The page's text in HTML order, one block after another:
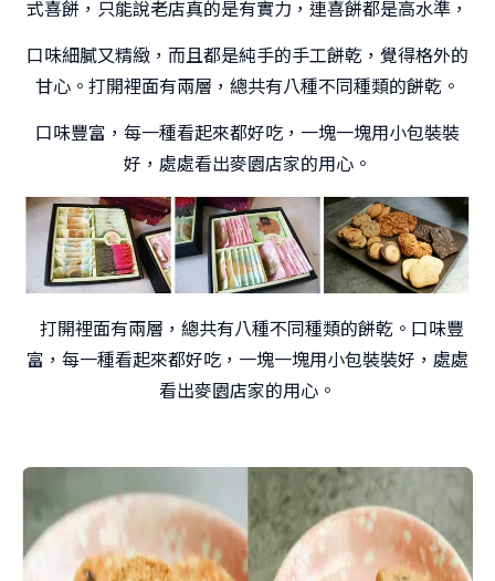
式喜餅，只能說老店真的是有實力，連喜餅都是高水準，
口味細膩又精緻，而且都是純手的手工餅乾，覺得格外的
甘心。打開裡面有兩層，總共有八種不同種類的餅乾。
口味豐富，每一種看起來都好吃，一塊一塊用小包裝裝
好，處處看出麥園店家的用心。
打開裡面有兩層，總共有八種不同種類的餅乾。口味豐
富，每一種看起來都好吃，一塊一塊用小包裝裝好，處處
看出麥園店家的用心。